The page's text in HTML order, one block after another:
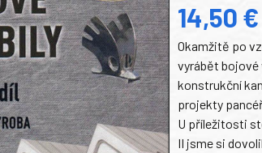
14,50
Okamžitě po
vyrábět bojové
konstrukční
projekty
U příležitosti
II jsme si